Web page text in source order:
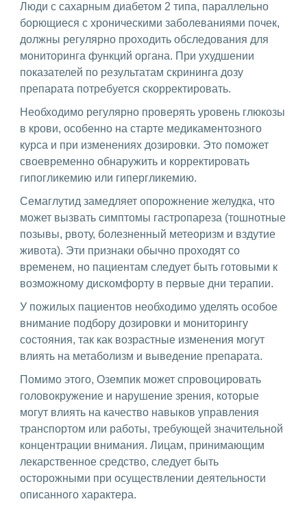
Люди с сахарным диабетом 2 типа, параллельно
борющиеся с хроническими заболеваниями почек,
должны регулярно проходить обследования для
мониторинга функций органа. При ухудшении
показателей по результатам скрининга дозу
препарата потребуется скорректировать.
Необходимо регулярно проверять уровень глюкозы
в крови, особенно на старте медикаментозного
курса и при изменениях дозировки. Это поможет
своевременно обнаружить и корректировать
гипогликемию или гипергликемию.
Семаглутид замедляет опорожнение желудка, что
может вызвать симптомы гастропареза (тошнотные
позывы, рвоту, болезненный метеоризм и вздутие
живота). Эти признаки обычно проходят со
временем, но пациентам следует быть готовыми к
возможному дискомфорту в первые дни терапии.
У пожилых пациентов необходимо уделять особое
внимание подбору дозировки и мониторингу
состояния, так как возрастные изменения могут
влиять на метаболизм и выведение препарата.
Помимо этого, Оземпик может спровоцировать
головокружение и нарушение зрения, которые
могут влиять на качество навыков управления
транспортом или работы, требующей значительной
концентрации внимания. Лицам, принимающим
лекарственное средство, следует быть
осторожными при осуществлении деятельности
описанного характера.